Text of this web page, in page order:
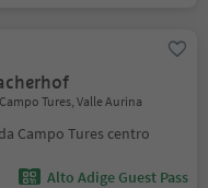
Tures, Valle Aurina
da Campo Tures centro
Alto Adige Guest Pass